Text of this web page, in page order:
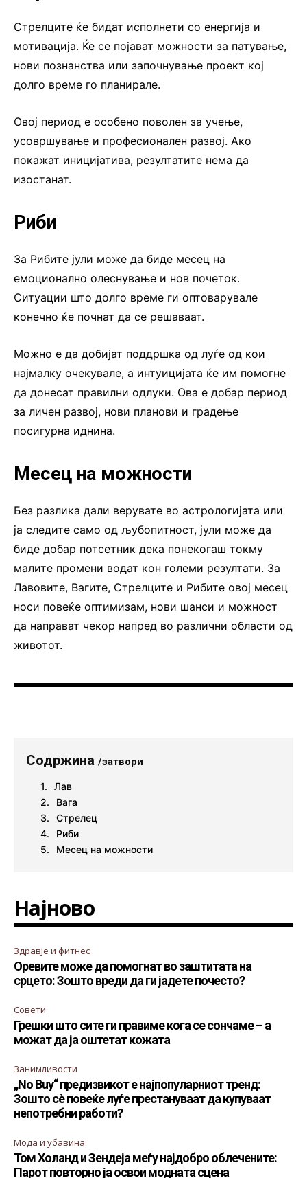
Стрелците ќе бидат исполнети со енергија и
мотивација. Ќе се појават можности за патување,
нови познанства или започнување проект кој
долго време го планирале.
Овој период е особено поволен за учење,
усовршување и професионален развој. Ако
покажат иницијатива, резултатите нема да
изостанат.
Риби
За Рибите јули може да биде месец на
емоционално олеснување и нов почеток.
Ситуации што долго време ги оптоварувале
конечно ќе почнат да се решаваат.
Можно е да добијат поддршка од луѓе од кои
најмалку очекувале, а интуицијата ќе им помогне
да донесат правилни одлуки. Ова е добар период
за личен развој, нови планови и градење
посигурна иднина.
Месец на можности
Без разлика дали верувате во астрологијата или
ја следите само од љубопитност, јули може да
биде добар потсетник дека понекогаш токму
малите промени водат кон големи резултати. За
Лавовите, Вагите, Стрелците и Рибите овој месец
носи повеќе оптимизам, нови шанси и можност
да направат чекор напред во различни области од
животот.
Содржина /затвори
Лав
Вага
Стрелец
Риби
Месец на можности
Најново
Здравје и фитнес
Оревите може да помогнат во заштитата на
срцето: Зошто вреди да ги јадете почесто?
Совети
Грешки што сите ги правиме кога се сончаме – а
можат да ја оштетат кожата
Занимливости
„No Buy“ предизвикот е најпопуларниот тренд:
Зошто сè повеќе луѓе престануваат да купуваат
непотребни работи?
Мода и убавина
Том Холанд и Зендеја меѓу најдобро облечените:
Парот повторно ја освои модната сцена